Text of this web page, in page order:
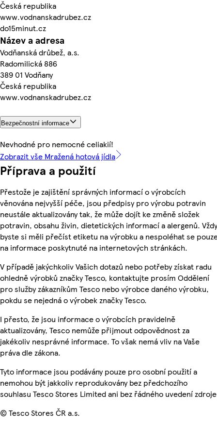
Česká republika
www.vodnanskadrubez.cz
do15minut.cz
Název a adresa
Vodňanská drůbež, a.s.
Radomilická 886
389 01 Vodňany
Česká republika
www.vodnanskadrubez.cz
Bezpečnostní informace
Nevhodné pro nemocné celiakií!
Zobrazit vše Mražená hotová jídla
Příprava a použití
Přestože je zajištění správných informací o výrobcích
věnována nejvyšší péče, jsou předpisy pro výrobu potravin
neustále aktualizovány tak, že může dojít ke změně složek
potravin, obsahu živin, dietetických informací a alergenů. Vždy
byste si měli přečíst etiketu na výrobku a nespoléhat se
na informace poskytnuté na internetových stránkách.
V případě jakýchkoliv Vašich dotazů nebo potřeby získat radu
ohledně výrobků značky Tesco, kontaktujte prosím Oddělení
pro služby zákazníkům Tesco nebo výrobce daného výrobku,
pokdu se nejedná o výrobek značky Tesco.
I přesto, že jsou informace o výrobcích pravidelně
aktualizovány, Tesco nemůže přijmout odpovědnost za
jakékoliv nesprávné informace. To však nemá vliv na Vaše
práva dle zákona.
Tyto informace jsou podávány pouze pro osobní použití a
nemohou být jakkoliv reprodukovány bez předchozího
souhlasu Tesco Stores Limited ani bez řádného uvedení
© Tesco Stores ČR a.s.